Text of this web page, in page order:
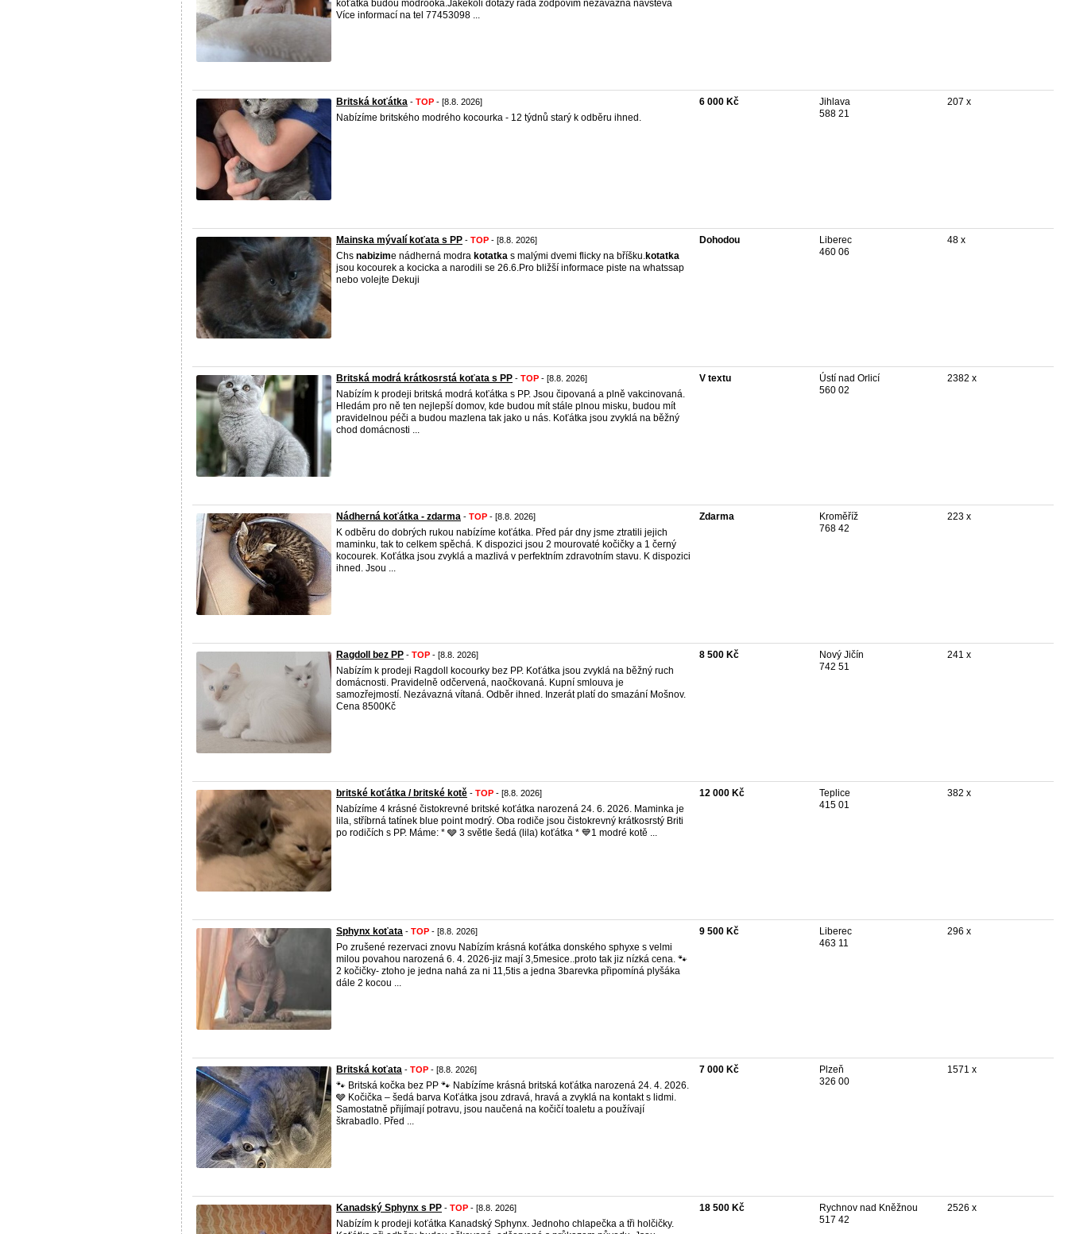
koťátka budou modrooká.Jakekoli dotazy ráda zodpovím nezávazná návštěva
Více informací na tel 77453098 ...
Britská koťátka - TOP - [8.8. 2026]
Nabízíme britského modrého kocourka - 12 týdnů starý k odběru ihned.
6 000 Kč
Jihlava
588 21
207 x
Mainska mývalí koťata s PP - TOP - [8.8. 2026]
Chs nabizime nádherná modra kotatka s malými dvemi flicky na bříšku.kotatka
jsou kocourek a kocicka a narodili se 26.6.Pro bližší informace piste na whatssap
nebo volejte Dekuji
Dohodou
Liberec
460 06
48 x
Britská modrá krátkosrstá koťata s PP - TOP - [8.8. 2026]
Nabízím k prodeji britská modrá koťátka s PP. Jsou čipovaná a plně vakcinovaná.
Hledám pro ně ten nejlepší domov, kde budou mít stále plnou misku, budou mít
pravidelnou péči a budou mazlena tak jako u nás. Koťátka jsou zvyklá na běžný
chod domácnosti ...
V textu
Ústí nad Orlicí
560 02
2382 x
Nádherná koťátka - zdarma - TOP - [8.8. 2026]
K odběru do dobrých rukou nabízíme koťátka. Před pár dny jsme ztratili jejich
maminku, tak to celkem spěchá. K dispozici jsou 2 mourovaté kočičky a 1 černý
kocourek. Koťátka jsou zvyklá a mazlivá v perfektním zdravotním stavu. K dispozici
ihned. Jsou ...
Zdarma
Kroměříž
768 42
223 x
Ragdoll bez PP - TOP - [8.8. 2026]
Nabízím k prodeji Ragdoll kocourky bez PP. Koťátka jsou zvyklá na běžný ruch
domácnosti. Pravidelně odčervená, naočkovaná. Kupní smlouva je
samozřejmostí. Nezávazná vítaná. Odběr ihned. Inzerát platí do smazání Mošnov.
Cena 8500Kč
8 500 Kč
Nový Jičín
742 51
241 x
britské koťátka / britské kotě - TOP - [8.8. 2026]
Nabízíme 4 krásné čistokrevné britské koťátka narozená 24. 6. 2026. Maminka je
lila, stříbrná tatínek blue point modrý. Oba rodiče jsou čistokrevný krátkosrstý Briti
po rodičích s PP. Máme: * 🩶 3 světle šedá (lila) koťátka * 💙1 modré kotě ...
12 000 Kč
Teplice
415 01
382 x
Sphynx koťata - TOP - [8.8. 2026]
Po zrušené rezervaci znovu Nabízím krásná koťátka donského sphyxe s velmi
milou povahou narozená 6. 4. 2026-jiz mají 3,5mesice..proto tak jiz nízká cena. 🐾
2 kočičky- ztoho je jedna nahá za ni 11,5tis a jedna 3barevka připomíná plyšáka
dále 2 kocou ...
9 500 Kč
Liberec
463 11
296 x
Britská koťata - TOP - [8.8. 2026]
🐾 Britská kočka bez PP 🐾 Nabízíme krásná britská koťátka narozená 24. 4. 2026.
🩶 Kočička – šedá barva Koťátka jsou zdravá, hravá a zvyklá na kontakt s lidmi.
Samostatně přijímají potravu, jsou naučená na kočičí toaletu a používají
škrabadlo. Před ...
7 000 Kč
Plzeň
326 00
1571 x
Kanadský Sphynx s PP - TOP - [8.8. 2026]
Nabízím k prodeji koťátka Kanadský Sphynx. Jednoho chlapečka a tři holčičky.
18 500 Kč
Rychnov nad Kněžnou
517 42
2526 x